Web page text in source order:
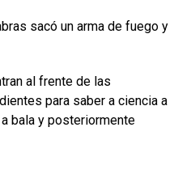
sacó un arma de fuego y
al frente de las
para saber a ciencia a
bala y posteriormente